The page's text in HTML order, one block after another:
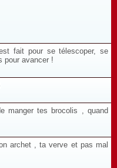
fait pour se télescoper, se
pour avancer !
manger tes brocolis , quand
archet , ta verve et pas mal